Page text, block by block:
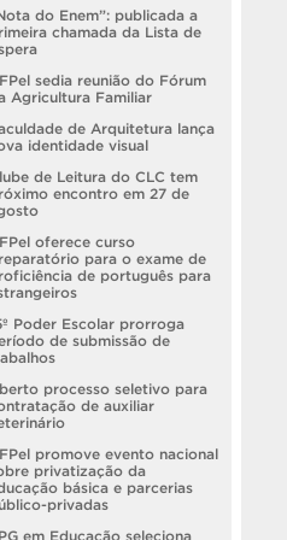
do Enem”: publicada a
chamada da Lista de
sedia reunião do Fórum
Agricultura Familiar
de Arquitetura lança
identidade visual
de Leitura do CLC tem
encontro em 27 de
oferece curso
para o exame de
de português para
Poder Escolar prorroga
de submissão de
processo seletivo para
de auxiliar
promove evento nacional
privatização da
básica e parcerias
privadas
em Educação seleciona